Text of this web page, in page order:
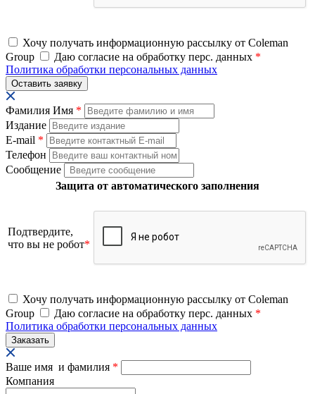
Хочу получать информационную рассылку от Coleman
Group
Даю согласие на обработку перс. данных *
Политика обработки персональных данных
Фамилия Имя *
Издание
E-mail *
Телефон
Сообщение
Защита от автоматического заполнения
Подтвердите,
что вы не робот*
Хочу получать информационную рассылку от Coleman
Group
Даю согласие на обработку перс. данных *
Политика обработки персональных данных
Ваше имя и фамилия *
Компания